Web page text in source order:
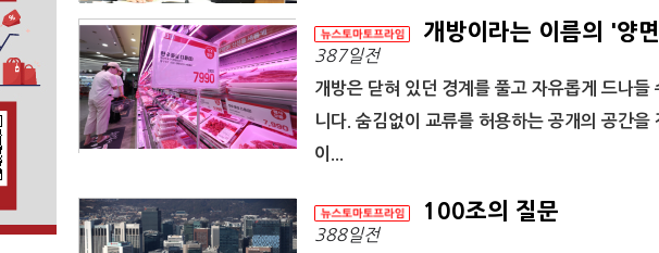
개방이라는 이름의 '양
387일전
개방은 닫혀 있던 경계를 풀고 자유롭게 드나
니다. 숨김없이 교류를 허용하는 공개의 공간
이...
100조의 질문
388일전